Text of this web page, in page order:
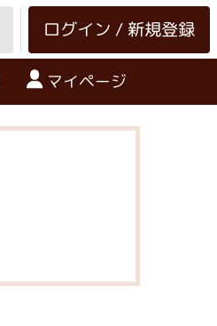
ログイン / 新規登録
マイページ